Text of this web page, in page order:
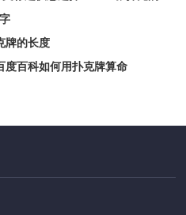
用三张牌：从新手到高手的制
能：玩法与心法全解析
牌的长度
度百科如何用扑克牌算命